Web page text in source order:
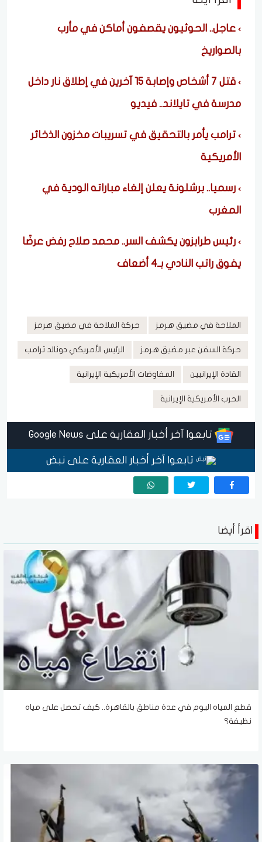
عاجل.. الحوثيون يقصفون أماكن في مأرب
بالصواريخ
قتل 7 أشخاص وإصابة 15 آخرين في إطلاق نار داخل
مدرسة في تايلاند.. فيديو
ترامب يأمر بالتحقيق في تسريبات مخزون الذخائر
الأمريكية
رسميا.. برشلونة يعلن إلغاء مباراته الودية في
المغرب
رئيس طرابزون يكشف السر.. محمد صلاح رفض عرضًا
يفوق راتب النادي بـ4 أضعاف
الملاحة في مضيق هرمز حركة الملاحة في مضيق هرمز
حركة السفن عبر مضيق هرمز الرئيس الأمريكي دونالد ترامب
القادة الإيرانيين المفاوضات الأمريكية الإيرانية
الحرب الأمريكية الإيرانية
تابعوا آخر أخبار العقارية على Google News
تابعوا آخر أخبار العقارية على نبض
اقرأ أيضا
قطع المياه اليوم في عدة مناطق بالقاهرة.. كيف تحصل على مياه
نظيفة؟